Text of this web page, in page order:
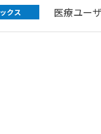
クス 医療ユー